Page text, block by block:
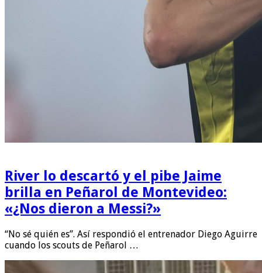
River lo descartó y el pibe Jaime
brilla en Peñarol de Montevideo:
«¿Nos dieron a Messi?»
“No sé quién es”. Así respondió el entrenador Diego Aguirre
cuando los scouts de Peñarol …